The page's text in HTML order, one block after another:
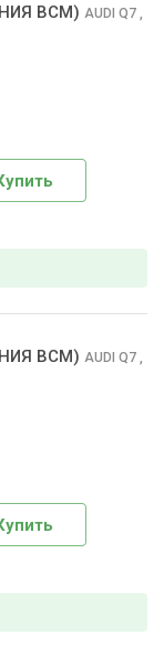
BCM) AUDI Q7
BCM) AUDI Q7